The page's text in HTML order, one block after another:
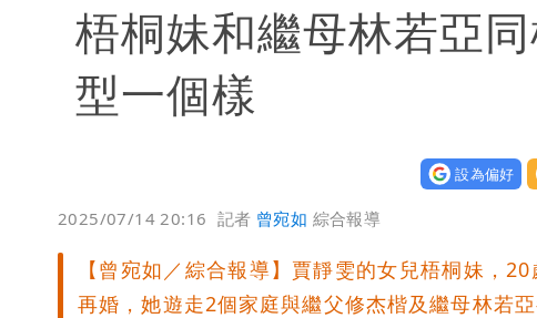
比政府還有愛！台灣暖捐熊本「1物資」日
這次真的不一樣？南亞科砸3466億拚先進
獨家｜蕭敬騰「渡邉」日料店慘遇惡房
廉航新規「頭頂置物櫃收費」 網崩潰：
梧桐妹和繼母林若亞
型一個樣
設為偏好
2025/07/14 20:16 記者 曾宛如 綜合報導
【曾宛如／綜合報導】賈靜雯的女兒梧桐妹，
再婚，她遊走2個家庭與繼父修杰楷及繼母林若